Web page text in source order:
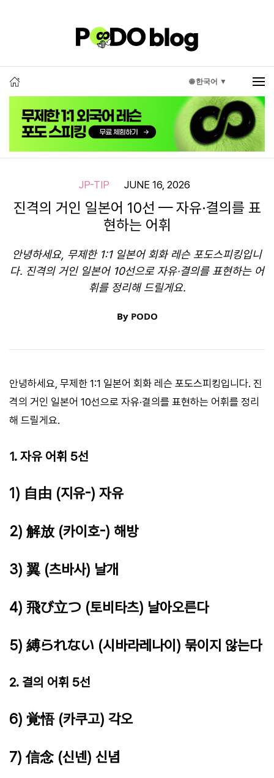
🌐 한국어 ▼
JP-TIP JUNE 16, 2026
진격의 거인 일본어 10선 — 자유·결의를 표
현하는 어휘
안녕하세요, 무제한 1:1 일본어 회화 레슨 포도스피킹입니
다. 진격의 거인 일본어 10선으로 자유·결의를 표현하는 어
휘를 정리해 드릴게요.
By PODO
안녕하세요, 무제한 1:1 일본어 회화 레슨 포도스피킹입니다. 진
격의 거인 일본어 10선으로 자유·결의를 표현하는 어휘를 정리
해 드릴게요.
1. 자유 어휘 5선
1) 自由 (지유-) 자유
2) 解放 (카이호-) 해방
3) 翼 (츠바사) 날개
4) 飛び立つ (토비타츠) 날아오른다
5) 縛られない (시바라레나이) 묶이지 않는다
2. 결의 어휘 5선
6) 覚悟 (카쿠고) 각오
7) 信念 (신넨) 신념